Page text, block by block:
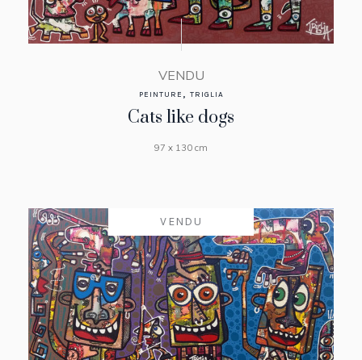
VENDU
PEINTURE , TRIGLIA
Cats like dogs
97 x 130 cm
VENDU